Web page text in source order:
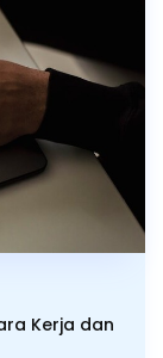
Kerja dan